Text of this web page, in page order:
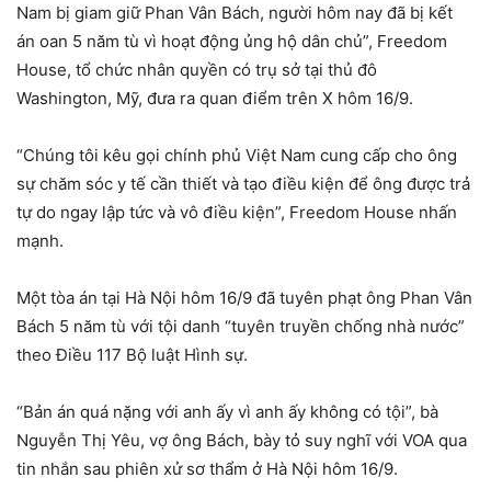
Nam bị giam giữ Phan Vân Bách, người hôm nay đã bị kết
án oan 5 năm tù vì hoạt động ủng hộ dân chủ”, Freedom
House, tổ chức nhân quyền có trụ sở tại thủ đô
Washington, Mỹ, đưa ra quan điểm trên X hôm 16/9.
“Chúng tôi kêu gọi chính phủ Việt Nam cung cấp cho ông
sự chăm sóc y tế cần thiết và tạo điều kiện để ông được trả
tự do ngay lập tức và vô điều kiện”, Freedom House nhấn
mạnh.
Một tòa án tại Hà Nội hôm 16/9 đã tuyên phạt ông Phan Vân
Bách 5 năm tù với tội danh “tuyên truyền chống nhà nước”
theo Điều 117 Bộ luật Hình sự.
“Bản án quá nặng với anh ấy vì anh ấy không có tội”, bà
Nguyễn Thị Yêu, vợ ông Bách, bày tỏ suy nghĩ với VOA qua
tin nhắn sau phiên xử sơ thẩm ở Hà Nội hôm 16/9.